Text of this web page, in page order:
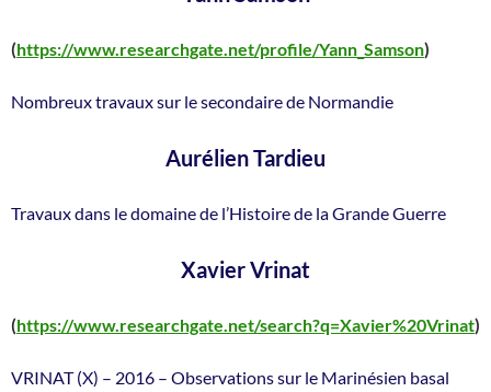
(https://www.researchgate.net/profile/Yann_Samson)
Nombreux travaux sur le secondaire de Normandie
Aurélien Tardieu
Travaux dans le domaine de l’Histoire de la Grande Guerre
Xavier Vrinat
(https://www.researchgate.net/search?q=Xavier%20Vrinat)
VRINAT (X) – 2016 – Observations sur le Marinésien basal